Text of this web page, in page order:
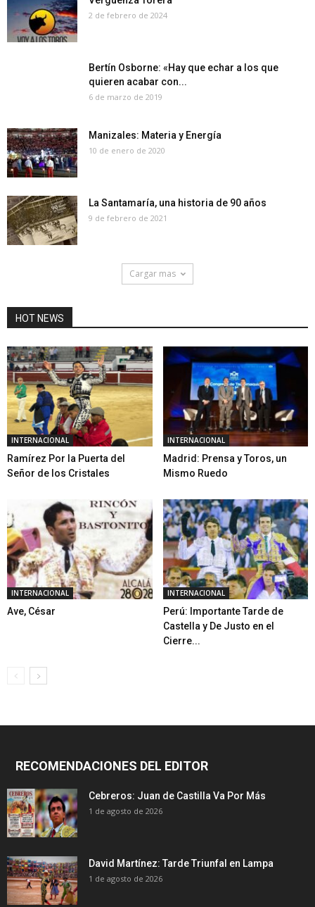
2 de febrero de 2024
Bertín Osborne: «Hay que echar a los que
quieren acabar con...
6 de marzo de 2019
Manizales: Materia y Energía
10 de enero de 2020
La Santamaría, una historia de 90 años
9 de febrero de 2021
Cargar mas
HOT NEWS
INTERNACIONAL
Ramírez Por la Puerta del
Señor de los Cristales
INTERNACIONAL
Madrid: Prensa y Toros, un
Mismo Ruedo
INTERNACIONAL
Ave, César
INTERNACIONAL
Perú: Importante Tarde de
Castella y De Justo en el
Cierre...
RECOMENDACIONES DEL EDITOR
Cebreros: Juan de Castilla Va Por Más
1 de agosto de 2026
David Martínez: Tarde Triunfal en Lampa
1 de agosto de 2026